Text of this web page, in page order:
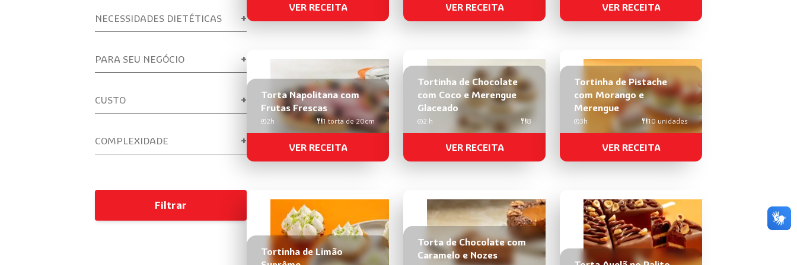
NECESSIDADES DIETÉTICAS
PARA SEU NEGÓCIO
CUSTO
COMPLEXIDADE
Filtrar
VER RECEITA VER RECEITA VER RECEITA
Torta Napolitana com
Frutas Frescas
2h 1 torta de 20cm
VER RECEITA
Tortinha de Chocolate
com Coco e Merengue
Glaceado
2 h 8
VER RECEITA
Tortinha de Pistache
com Morango e
Merengue
3h 10 unidades
VER RECEITA
Tortinha de Limão
Torta de Chocolate com
Caramelo e Nozes